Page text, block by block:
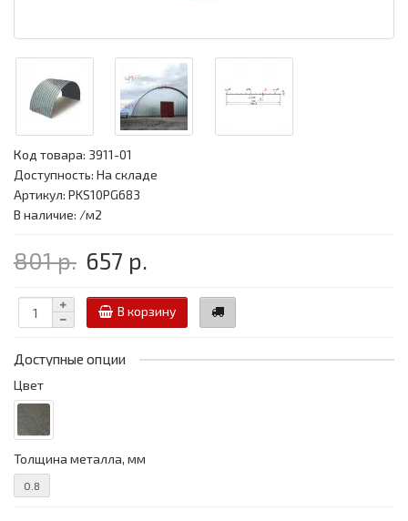
Код товара: 3911-01
Доступность: На складе
Артикул: PKS10PG683
В наличие: /м2
801 р. 657 р.
В корзину
Доступные опции
Цвет
Толщина металла, мм
0.8